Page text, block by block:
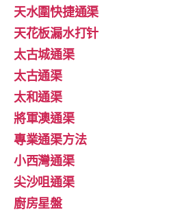
天水圍快捷通渠
天花板漏水打针
太古城通渠
太古通渠
太和通渠
將軍澳通渠
專業通渠方法
小西灣通渠
尖沙咀通渠
廚房星盤